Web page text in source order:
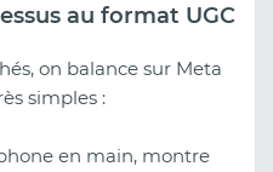
au format UGC
on balance sur Meta
simples :
en main, montre